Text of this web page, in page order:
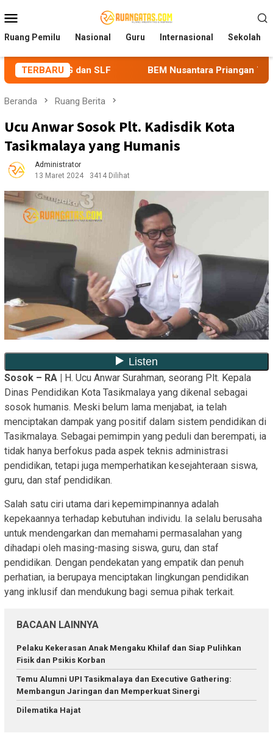
ke
kontenMobile
Ruang Pemilu Nasional Guru Internasional Sekolah
TERBARU
dan SLF BEM Nusantara Priangan Timur Soroti
Beranda Ruang Berita
Ucu Anwar Sosok Plt. Kadisdik Kota
Tasikmalaya yang Humanis
Administrator
13 Maret 2024
3414 Dilihat
Sosok – RA | H. Ucu Anwar Surahman, seorang Plt. Kepala
Dinas Pendidikan Kota Tasikmalaya yang dikenal sebagai
sosok humanis. Meski belum lama menjabat, ia telah
menciptakan dampak yang positif dalam sistem pendidikan di
Tasikmalaya. Sebagai pemimpin yang peduli dan berempati, ia
tidak hanya berfokus pada aspek teknis administrasi
pendidikan, tetapi juga memperhatikan kesejahteraan siswa,
guru, dan staf pendidikan.
Salah satu ciri utama dari kepemimpinannya adalah
kepekaannya terhadap kebutuhan individu. Ia selalu berusaha
untuk mendengarkan dan memahami permasalahan yang
dihadapi oleh masing-masing siswa, guru, dan staf
pendidikan. Dengan pendekatan yang empatik dan penuh
perhatian, ia berupaya menciptakan lingkungan pendidikan
yang inklusif dan mendukung bagi semua pihak terkait.
BACAAN LAINNYA
Pelaku Kekerasan Anak Mengaku Khilaf dan Siap Pulihkan
Fisik dan Psikis Korban
Temu Alumni UPI Tasikmalaya dan Executive Gathering:
Membangun Jaringan dan Memperkuat Sinergi
Dilematika Hajat